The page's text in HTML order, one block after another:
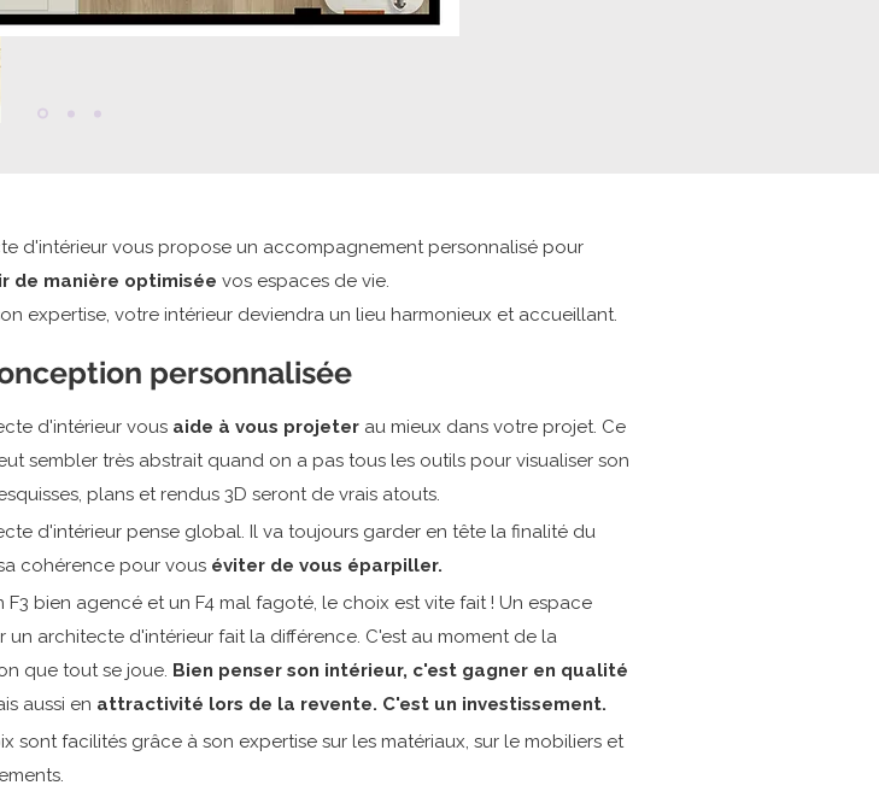
d'intérieur vous propose un accompagnement personnalisé pour
de manière optimisée vos espaces de vie.
expertise, votre intérieur deviendra un lieu harmonieux et accueillant.
personnalisée
d'intérieur vous aide à vous projeter au mieux dans votre projet. Ce
sembler très abstrait quand on a pas tous les outils pour visualiser son
plans et rendus 3D seront de vrais atouts.
d'intérieur pense global. Il va toujours garder en tête la finalité du
cohérence pourvous éviter de vous éparpiller.
F3 bien agencé et un F4 mal fagoté, le choix est vite fait ! Un espace
un architecte d'intérieur fait la différence. C'est au moment de la
que tout se joue. Bien penser son intérieur, c'est gagner en qualité
aussi en attractivité lors de la revente. C'est un investissement.
sont facilités grâce à son expertise sur les matériaux, sur le mobiliers et